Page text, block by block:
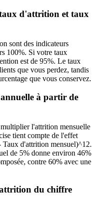
taux d'attrition et taux
sont des indicateurs
100%. Si votre taux
est de 95%. Le taux
que vous perdez, tandis
que vous conservez.
à partir de
l'attrition mensuelle
tient compte de l'effet
d'attrition mensuel)^12.
de 5% donne environ 46%
contre 60% avec une
attrition du chiffre